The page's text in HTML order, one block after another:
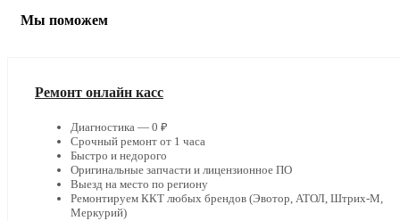
Мы поможем
Ремонт онлайн касс
Диагностика — 0 ₽
Срочный ремонт от 1 часа
Быстро и недорого
Оригинальные запчасти и лицензионное ПО
Выезд на место по региону
Ремонтируем ККТ любых брендов (Эвотор, АТОЛ, Штрих-М,
Меркурий)